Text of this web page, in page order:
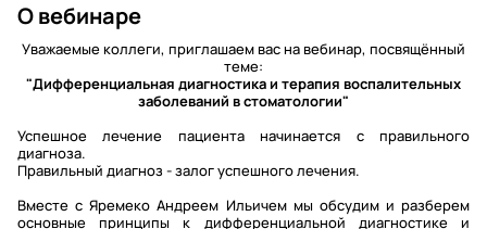
О вебинаре
Уважаемые коллеги, приглашаем вас на вебинар, посвящённый
теме:
"Дифференциальная диагностика и терапия воспалительных
заболеваний в стоматологии"
Успешное лечение пациента начинается с правильного
диагноза.
Правильный диагноз - залог успешного лечения.
Вместе с Яремеко Андреем Ильичем мы обсудим и разберем
основные принципы к дифференциальной диагностике и